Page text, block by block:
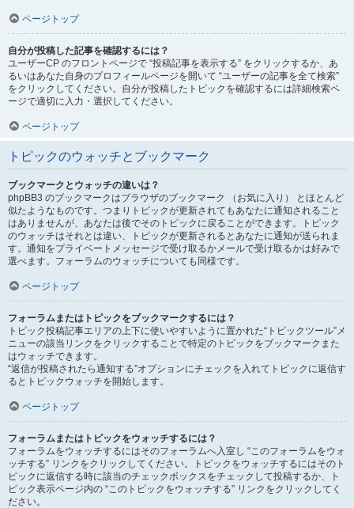
ページトップ
自分が投稿した記事を確認するには？
ユーザーCP のフロントページで “投稿記事を表示する” をクリックするか、あ
るいはあなた自身のプロフィールページを開いて “ユーザーの記事を全て検索”
をクリックしてください。自分が投稿したトピックを確認するには詳細検索ペ
ージで適切に入力・選択してください。
ページトップ
トピックのウォッチとブックマーク
ブックマークとウォッチの違いは？
phpBB3 のブックマークはブラウザのブックマーク （お気に入り） とほとんど
似たようなものです。つまりトピックが更新されてもあなたに通知されること
はありませんが、あなたは後でそのトピックに戻ることができます。トピック
のウォッチはそれとは違い、トピックが更新されるとあなたに通知が送られま
す。通知をプライベートメッセージで受け取るかメールで受け取るかは好みで
選べます。フォーラムのウォッチについても同様です。
ページトップ
フォーラムまたはトピックをブックマークするには？
トピック投稿記事エリアの上下に使いやすいように置かれた“トピックツール”メ
ニューの該当リンクをクリックすることで特定のトピックをブックマークまた
はウォッチできます。
“返信が投稿されたら通知する”オプションにチェックを入れてトピックに返信す
るとトピックウォッチを開始します。
ページトップ
フォーラムまたはトピックをウォッチするには？
フォーラムをウォッチするにはそのフォーラムへ入室し “このフォーラムをウォ
ッチする” リンクをクリックしてください。トピックをウォッチするにはそのト
ピックに返信する時に該当のチェックボックスをチェックして投稿するか、ト
ピック表示ページ内の “このトピックをウォッチする” リンクをクリックしてく
ださい。